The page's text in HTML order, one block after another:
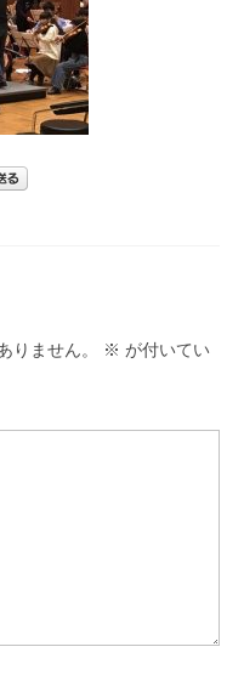
りません。 ※ が付いてい